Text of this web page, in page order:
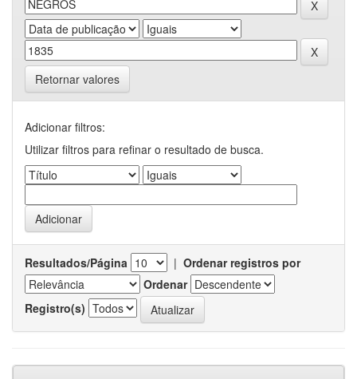
Retornar valores
Adicionar filtros:
Utilizar filtros para refinar o resultado de busca.
Resultados/Página | Ordenar registros por
Ordenar
Registro(s)